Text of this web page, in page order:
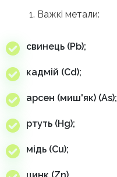
1. Важкі метали:
свинець (Pb);
кадмій (Cd);
арсен (миш'як) (As);
ртуть (Hg);
мідь (Cu);